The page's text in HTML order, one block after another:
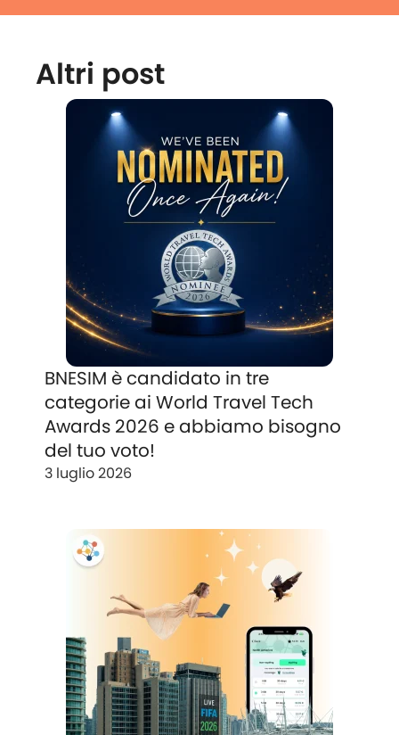
Altri post
BNESIM è candidato in tre
categorie ai World Travel Tech
Awards 2026 e abbiamo bisogno
del tuo voto!
3 luglio 2026